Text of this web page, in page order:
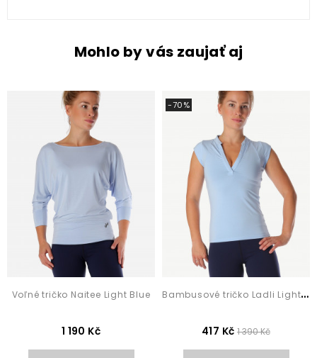
Mohlo by vás zaujať aj
Voľné tričko Naitee Light Blue
1 190 Kč
-70%
B
ambusové tričko Ladli Light Blue
417 Kč 1 390 Kč